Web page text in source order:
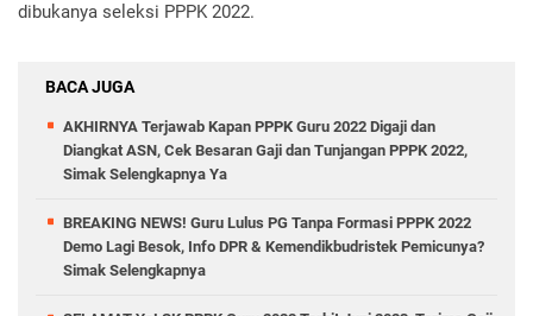
dibukanya seleksi PPPK 2022.
BACA JUGA
AKHIRNYA Terjawab Kapan PPPK Guru 2022 Digaji dan
Diangkat ASN, Cek Besaran Gaji dan Tunjangan PPPK 2022,
Simak Selengkapnya Ya
BREAKING NEWS! Guru Lulus PG Tanpa Formasi PPPK 2022
Demo Lagi Besok, Info DPR & Kemendikbudristek Pemicunya?
Simak Selengkapnya